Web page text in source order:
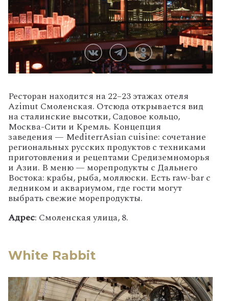
Ресторан находится на 22–23 этажах отеля
Azimut Смоленская. Отсюда открывается вид
на сталинские высотки, Садовое кольцо,
Москва-Сити и Кремль. Концепция
заведения — MediterrAsian cuisine: сочетание
региональных русских продуктов с техниками
приготовления и рецептами Средиземноморья
и Азии. В меню — морепродукты с Дальнего
Востока: крабы, рыба, моллюски. Есть raw-bar с
ледником и аквариумом, где гости могут
выбрать свежие морепродукты.
Адрес: Смоленская улица, 8.
White Rabbit